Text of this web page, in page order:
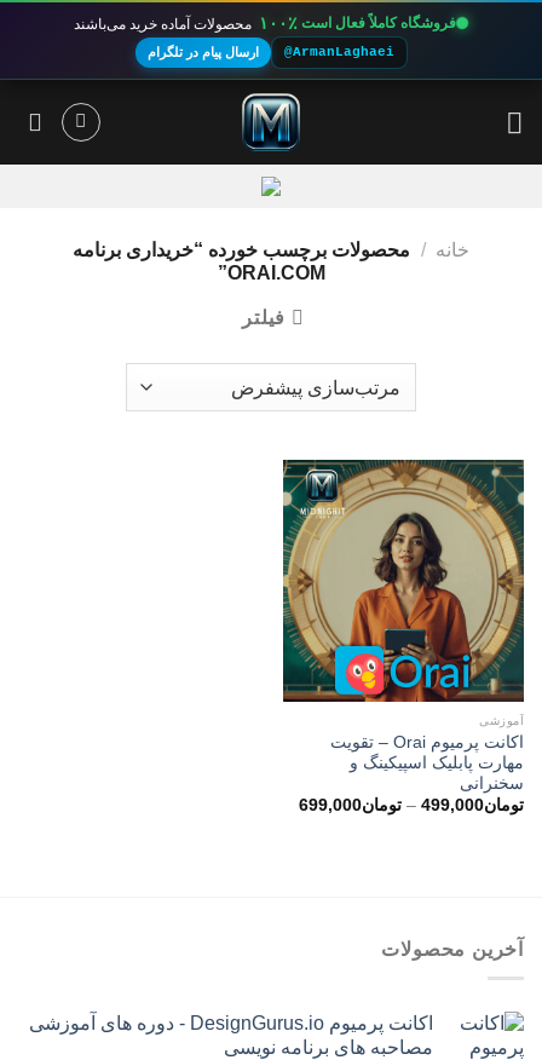
فروشگاه کاملاً فعال است ۱۰۰٪ محصولات آماده خرید می‌باشند
@ArmanLaghaei ارسال پیام در تلگرام
خانه / محصولات برچسب خورده “خریداری برنامه
ORAI.COM”
فیلتر
آموزشی
اکانت پرمیوم Orai – تقویت
مهارت پابلیک اسپیکینگ و
سخنرانی
تومان499,000
– تومان699,000محدوده
آخرین محصولات
اکانت پرمیوم DesignGurus.io - دوره ‌های آموزشی
مصاحبه ‌های برنامه نویسی